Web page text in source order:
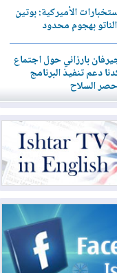
الأميركية: بوتين
بهجوم محدود
بارزاني حول اجتماع
تنفيذ البرنامج
السلاح
الدولة: من
البلاد خارجون عن
قرب باب المندب..
بلا مأوى.. أزمة
على مدريد